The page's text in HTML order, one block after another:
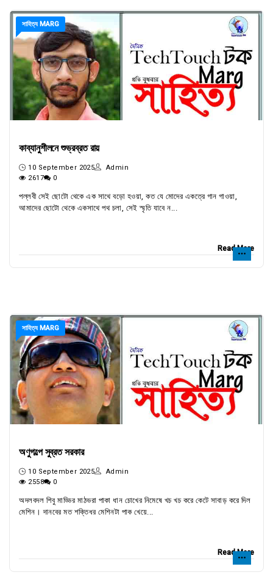
সাহিত্য MARG
কাব্যানুশীলনে শুভ্রব্রত রায়
10 September 2025
Admin
2617
0
পল্লবী সেই ছোটো থেকে এক সাথে বড়ো হওয়া, কত যে মোদের একত্রে গান গাওয়া,
আমাদের ছোটো থেকে একসাথে পথ চলা, সেই স্মৃতি যাবে ন...
Read More
সাহিত্য MARG
অণুগল্পে সুব্রত সরকার
10 September 2025
Admin
2558
0
অদলবদল শিবু মাড্ডির মাঠভরা পাকা ধান চোখের নিমেষে খচ খচ করে কেটে সাবাড় করে দিল
মেশিন। দানবের মত শক্তিধর মেশিনটা পাক খেয়ে...
Read More